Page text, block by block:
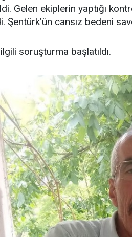
Gelen ekiplerin yaptığı
Şentürk’ün cansız bedeni
soruşturma başlatıldı.